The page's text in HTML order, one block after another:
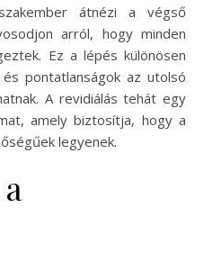
átnézi a végső
arról, hogy minden
Ez a lépés különösen
pontatlanságok az utolsó
A revidiálás tehát egy
amely biztosítja, hogy a
legyenek.